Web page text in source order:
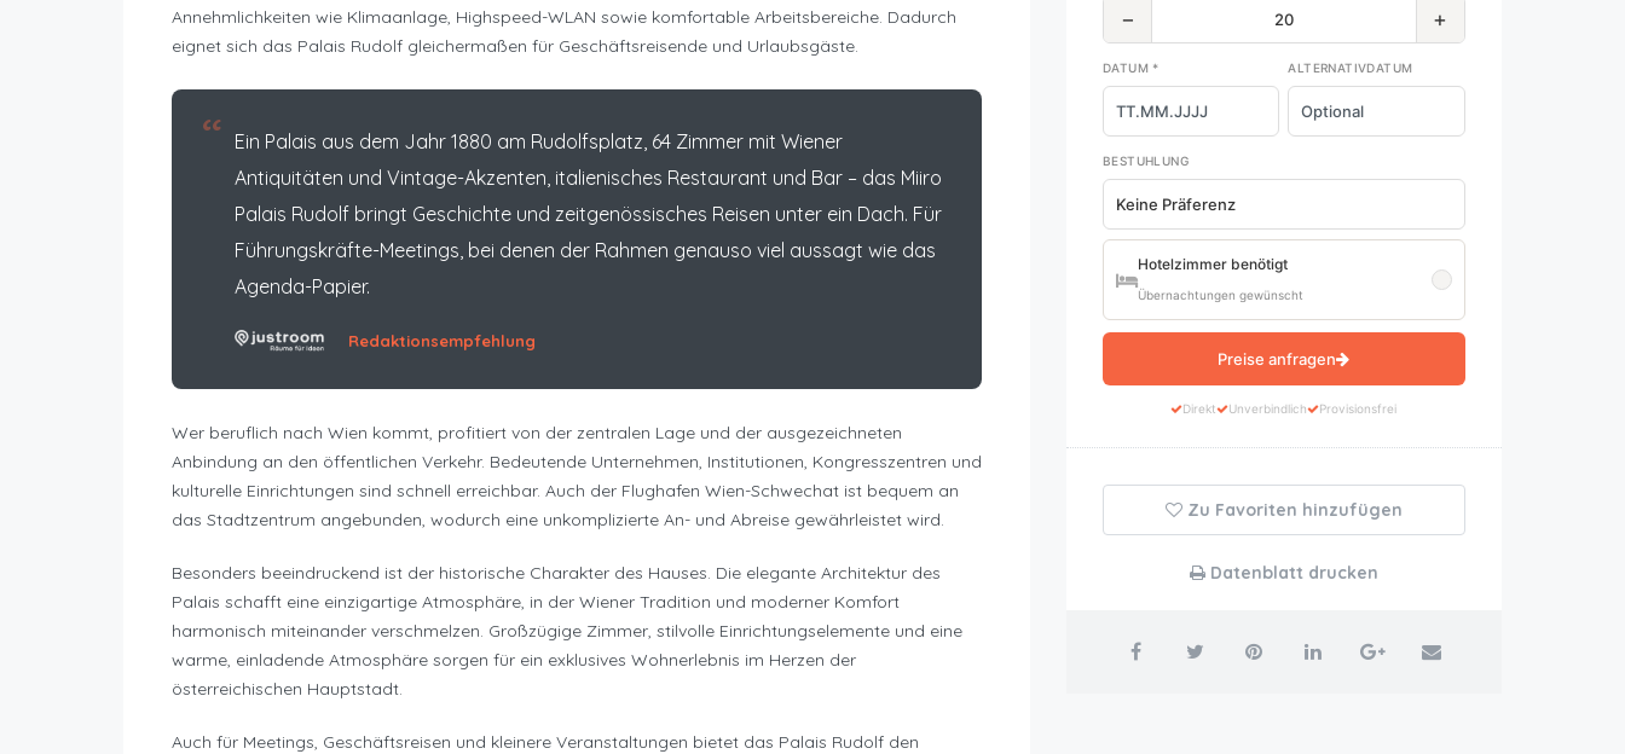
Annehmlichkeiten wie Klimaanlage, Highspeed-WLAN sowie komfortable Arbeitsbereiche. Dadurch
eignet sich das Palais Rudolf gleichermaßen für Geschäftsreisende und Urlaubsgäste.
“ Ein Palais aus dem Jahr 1880 am Rudolfsplatz, 64 Zimmer mit Wiener
Antiquitäten und Vintage-Akzenten, italienisches Restaurant und Bar – das Miiro
Palais Rudolf bringt Geschichte und zeitgenössisches Reisen unter ein Dach. Für
Führungskräfte-Meetings, bei denen der Rahmen genauso viel aussagt wie das
Agenda-Papier.
Redaktionsempfehlung
Wer beruflich nach Wien kommt, profitiert von der zentralen Lage und der ausgezeichneten
Anbindung an den öffentlichen Verkehr. Bedeutende Unternehmen, Institutionen, Kongresszentren und
kulturelle Einrichtungen sind schnell erreichbar. Auch der Flughafen Wien-Schwechat ist bequem an
das Stadtzentrum angebunden, wodurch eine unkomplizierte An- und Abreise gewährleistet wird.
Besonders beeindruckend ist der historische Charakter des Hauses. Die elegante Architektur des
Palais schafft eine einzigartige Atmosphäre, in der Wiener Tradition und moderner Komfort
harmonisch miteinander verschmelzen. Großzügige Zimmer, stilvolle Einrichtungselemente und eine
warme, einladende Atmosphäre sorgen für ein exklusives Wohnerlebnis im Herzen der
österreichischen Hauptstadt.
Auch für Meetings, Geschäftsreisen und kleinere Veranstaltungen bietet das Palais Rudolf den
− +
DATUM * ALTERNATIVDATUM
BESTUHLUNG
Hotelzimmer benötigt
Übernachtungen gewünscht
Preise anfragen
Direkt Unverbindlich Provisionsfrei
Zu Favoriten hinzufügen
Datenblatt drucken